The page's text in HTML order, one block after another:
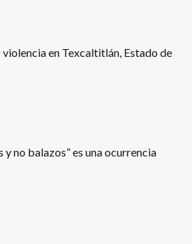
en Texcaltitlán, Estado de
y no balazos” es una ocurrencia